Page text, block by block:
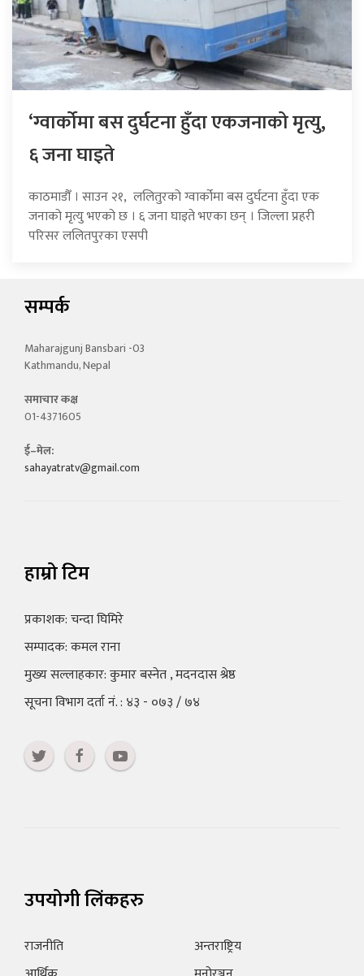
‘ग्वार्कोमा बस दुर्घटना हुँदा एकजनाको मृत्यु,
६ जना घाइते
काठमाडौँ । साउन २१, ललितुरको ग्वार्कोमा बस दुर्घटना हुँदा एक
जनाको मृत्यु भएको छ । ६ जना घाइते भएका छन् । जिल्ला प्रहरी
परिसर ललितपुरका एसपी
सम्पर्क
Maharajgunj Bansbari -03
Kathmandu, Nepal
समाचार कक्ष
01-4371605
ई–मेल:
sahayatratv@gmail.com
हाम्रो टिम
प्रकाशक: चन्दा घिमिरे
सम्पादक: कमल राना
मुख्य सल्लाहकार: कुमार बस्नेत , मदनदास श्रेष्ठ
सूचना विभाग दर्ता नं. : ४३ - ०७३ / ७४
उपयोगी लिंकहरु
राजनीति
अन्तराष्ट्रिय